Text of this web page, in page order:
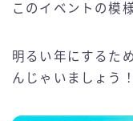
このイベントの模
明るい年にするた
んじゃいましょう！